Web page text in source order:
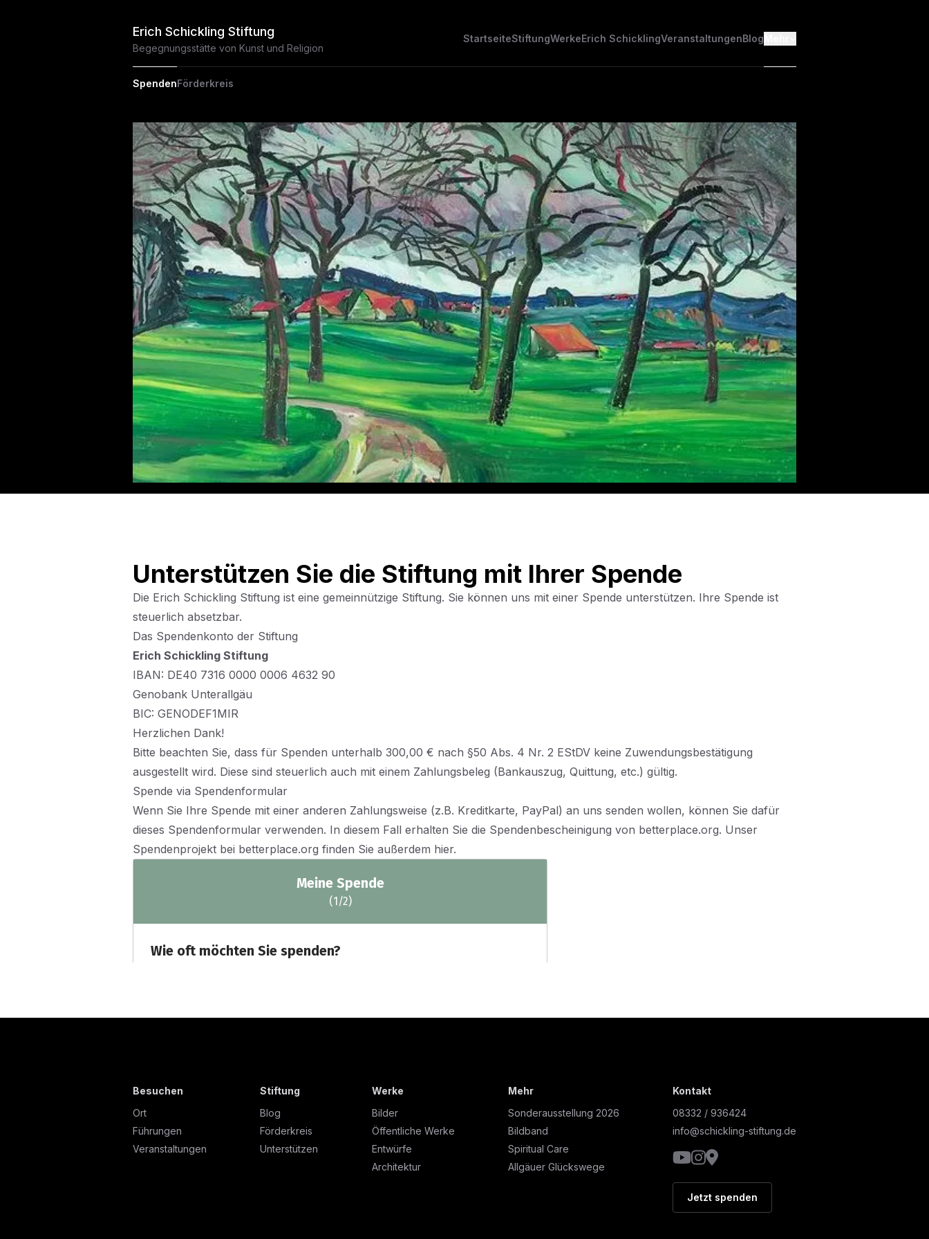
Erich Schickling Stiftung
Begegnungsstätte von Kunst und Religion
StartseiteStiftungWerkeErich SchicklingVeranstaltungenBlog
SpendenFörderkreis
Unterstützen Sie die Stiftung mit Ihrer Spende
Die Erich Schickling Stiftung ist eine gemeinnützige Stiftung. Sie können uns mit einer Spende unterstützen. Ihre Spende ist
steuerlich absetzbar.
Das Spendenkonto der Stiftung
Erich Schickling Stiftung
IBAN: DE40 7316 0000 0006 4632 90
Genobank Unterallgäu
BIC: GENODEF1MIR
Herzlichen Dank!
Bitte beachten Sie, dass für Spenden unterhalb 300,00 € nach §50 Abs. 4 Nr. 2 EStDV keine Zuwendungsbestätigung
ausgestellt wird. Diese sind steuerlich auch mit einem Zahlungsbeleg (Bankauszug, Quittung, etc.) gültig.
Spende via Spendenformular
Wenn Sie Ihre Spende mit einer anderen Zahlungsweise (z.B. Kreditkarte, PayPal) an uns senden wollen, können Sie dafür
dieses Spendenformular verwenden. In diesem Fall erhalten Sie die Spendenbescheinigung von betterplace.org. Unser
Spendenprojekt bei betterplace.org finden Sie außerdem hier.
Besuchen
Ort
Führungen
Veranstaltungen
Stiftung
Blog
Förderkreis
Unterstützen
Werke
Bilder
Öffentliche Werke
Entwürfe
Architektur
Mehr
Sonderausstellung 2026
Bildband
Spiritual Care
Allgäuer Glückswege
Kontakt
08332 / 936424
info@schickling-stiftung.de
YouTube
Instagram
Google Maps
Jetzt spenden